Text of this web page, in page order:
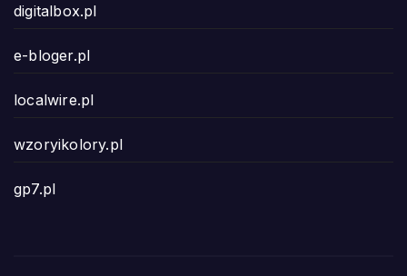
digitalbox.pl
e-bloger.pl
localwire.pl
wzoryikolory.pl
gp7.pl